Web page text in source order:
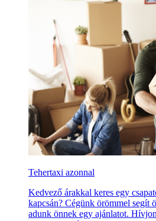
Tehertaxi azonnal
Kedvező árakkal keres egy
kapcsán? Cégünk örömmel segít
adunk önnek egy ajánlatot.